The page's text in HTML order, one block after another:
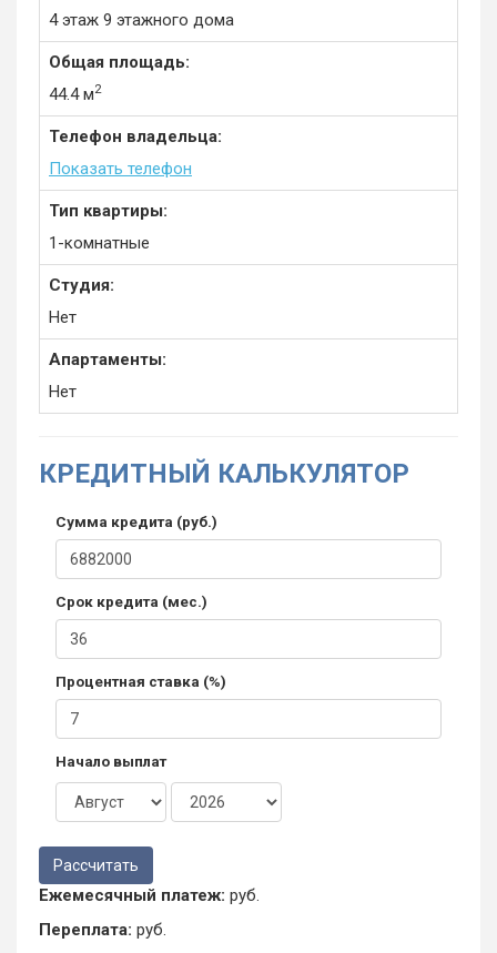
4 этаж 9 этажного дома
Общая площадь:
44.4 м2
Телефон владельца:
Показать телефон
Тип квартиры:
1-комнатные
Студия:
Нет
Апартаменты:
Нет
КРЕДИТНЫЙ КАЛЬКУЛЯТОР
Сумма кредита (руб.)
Срок кредита (мес.)
Процентная ставка (%)
Начало выплат
Ежемесячный платеж: руб.
Переплата: руб.